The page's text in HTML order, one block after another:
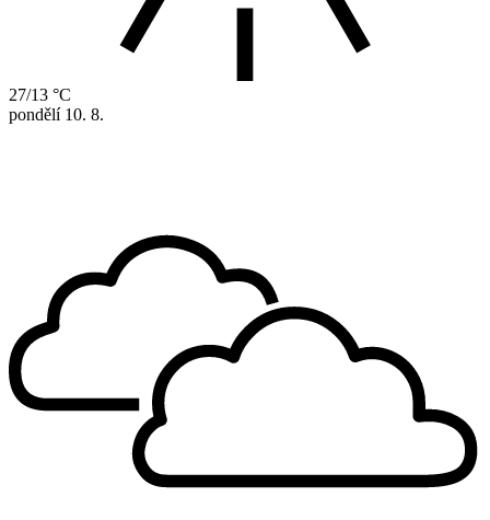
27/13 °C
pondělí 10. 8.